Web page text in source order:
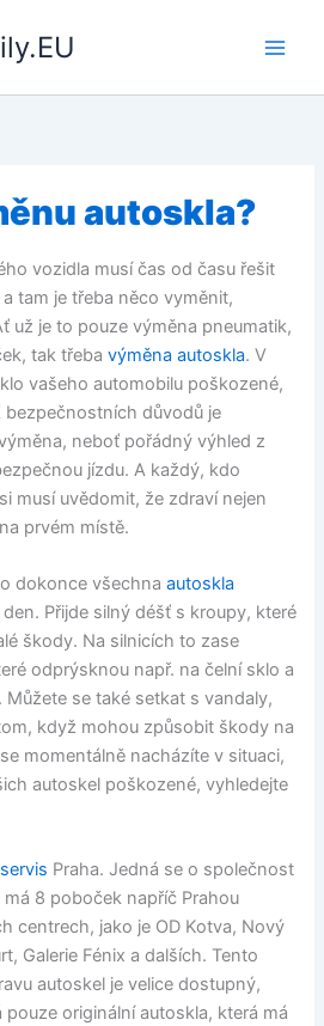
autoskla?
vozidla musí čas od času řešit
tam je třeba něco vyměnit,
už je to pouze výměna pneumatik,
tak třebavýměna autoskla. V
vašeho automobilu poškozené,
bezpečnostních důvodů je
neboť pořádný výhled z
jízdu. A každý, kdo
musí uvědomit, že zdraví nejen
prvém místě.
dokonce všechnaautoskla
Přijde silný déšť s kroupy, které
škody. Na silnicích to zase
odprýsknou např. na čelní sklo a
se také setkat s vandaly,
když mohou způsobit škody na
momentálně nacházíte v situaci,
autoskel poškozené, vyhledejte
Praha. Jedná se o společnost
8 poboček napříč Prahou
centrech, jako je OD Kotva, Nový
Galerie Fénix a dalších. Tento
autoskel je velice dostupný,
originální autoskla, která má